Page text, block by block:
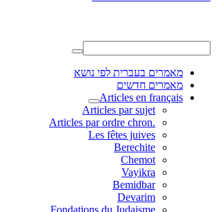
מאמרים בעברית לפי נושא
מאמרים חדשים
Articles en français
Articles par sujet
.Articles par ordre chron
Les fêtes juives
Berechite
Chemot
Vayikra
Bemidbar
Devarim